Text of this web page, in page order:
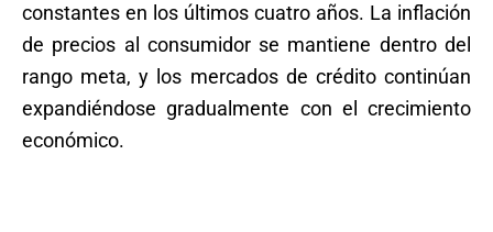
constantes en los últimos cuatro años. La inflación
de precios al consumidor se mantiene dentro del
rango meta, y los mercados de crédito continúan
expandiéndose gradualmente con el crecimiento
económico.